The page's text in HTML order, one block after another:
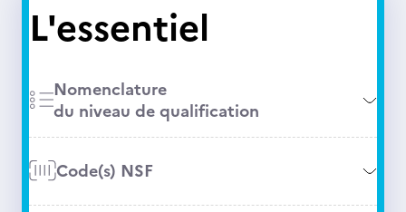
L'essentiel
Nomenclature
du niveau de qualification
Code(s) NSF